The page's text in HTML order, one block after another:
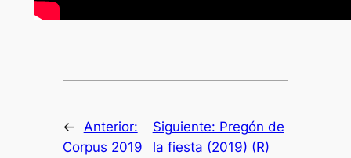
←
Anterior:
Corpus 2019
Siguiente: Pregón de
la fiesta (2019) (R)